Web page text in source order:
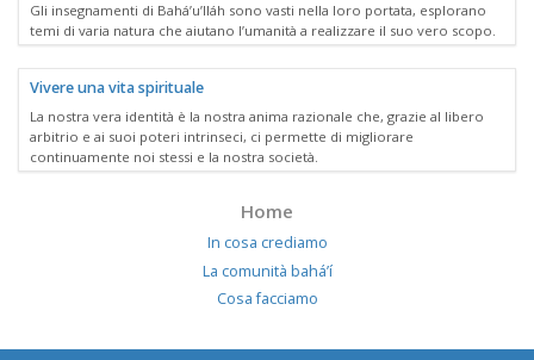
Gli insegnamenti di Bahá’u’lláh sono vasti nella loro portata, esplorano
temi di varia natura che aiutano l’umanità a realizzare il suo vero scopo.
Vivere una vita spirituale
La nostra vera identità è la nostra anima razionale che, grazie al libero
arbitrio e ai suoi poteri intrinseci, ci permette di migliorare
continuamente noi stessi e la nostra società.
Home
In cosa crediamo
La comunità bahá’í
Cosa facciamo